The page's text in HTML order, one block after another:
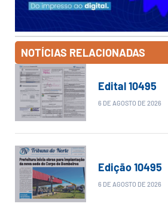
NOTÍCIAS RELACIONADAS
Edital 10495
6 DE AGOSTO DE 2026
Edição 10495
6 DE AGOSTO DE 2026